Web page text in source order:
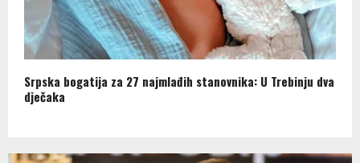
Srpska bogatija za 27 najmlađih stanovnika: U Trebinju dva
dječaka